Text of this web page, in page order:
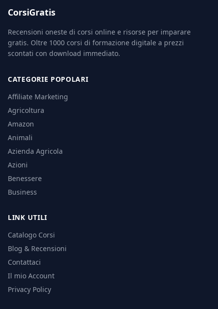
CorsiGratis
Recensioni oneste di corsi online e risorse per imparare
gratis. Oltre 1000 corsi di formazione digitale a prezzi
scontati con download immediato.
CATEGORIE POPOLARI
Affiliate Marketing
Agricoltura
Amazon
Animali
Azienda Agricola
Azioni
Benessere
Business
LINK UTILI
Catalogo Corsi
Blog & Recensioni
Contattaci
Il mio Account
Privacy Policy